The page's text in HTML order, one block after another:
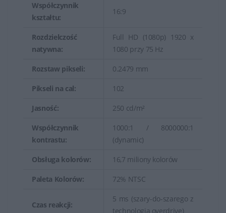
Współczynnik
kształtu:
16:9
Rozdzielczość
natywna:
Full HD (1080p) 1920 x
1080 przy 75 Hz
Rozstaw pikseli: 0.2479 mm
Pikseli na cal: 102
Jasność: 250 cd/m²
Współczynnik
kontrastu:
1000:1 / 8000000:1
(dynamic)
Obsługa kolorów: 16,7 miliony kolorów
Paleta Kolorów: 72% NTSC
Czas reakcji:
5 ms (szary-do-szarego z
technologią overdrive)